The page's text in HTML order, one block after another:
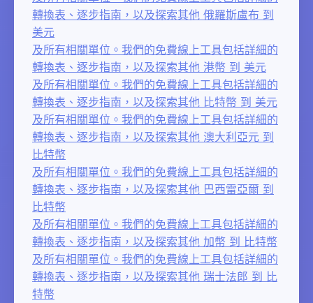
轉換表、逐步指南，以及探索其他 俄羅斯盧布 到
美元
及所有相關單位。我們的免費線上工具包括詳細的
轉換表、逐步指南，以及探索其他 港幣 到 美元
及所有相關單位。我們的免費線上工具包括詳細的
轉換表、逐步指南，以及探索其他 比特幣 到 美元
及所有相關單位。我們的免費線上工具包括詳細的
轉換表、逐步指南，以及探索其他 澳大利亞元 到
比特幣
及所有相關單位。我們的免費線上工具包括詳細的
轉換表、逐步指南，以及探索其他 巴西雷亞爾 到
比特幣
及所有相關單位。我們的免費線上工具包括詳細的
轉換表、逐步指南，以及探索其他 加幣 到 比特幣
及所有相關單位。我們的免費線上工具包括詳細的
轉換表、逐步指南，以及探索其他 瑞士法郎 到 比
特幣